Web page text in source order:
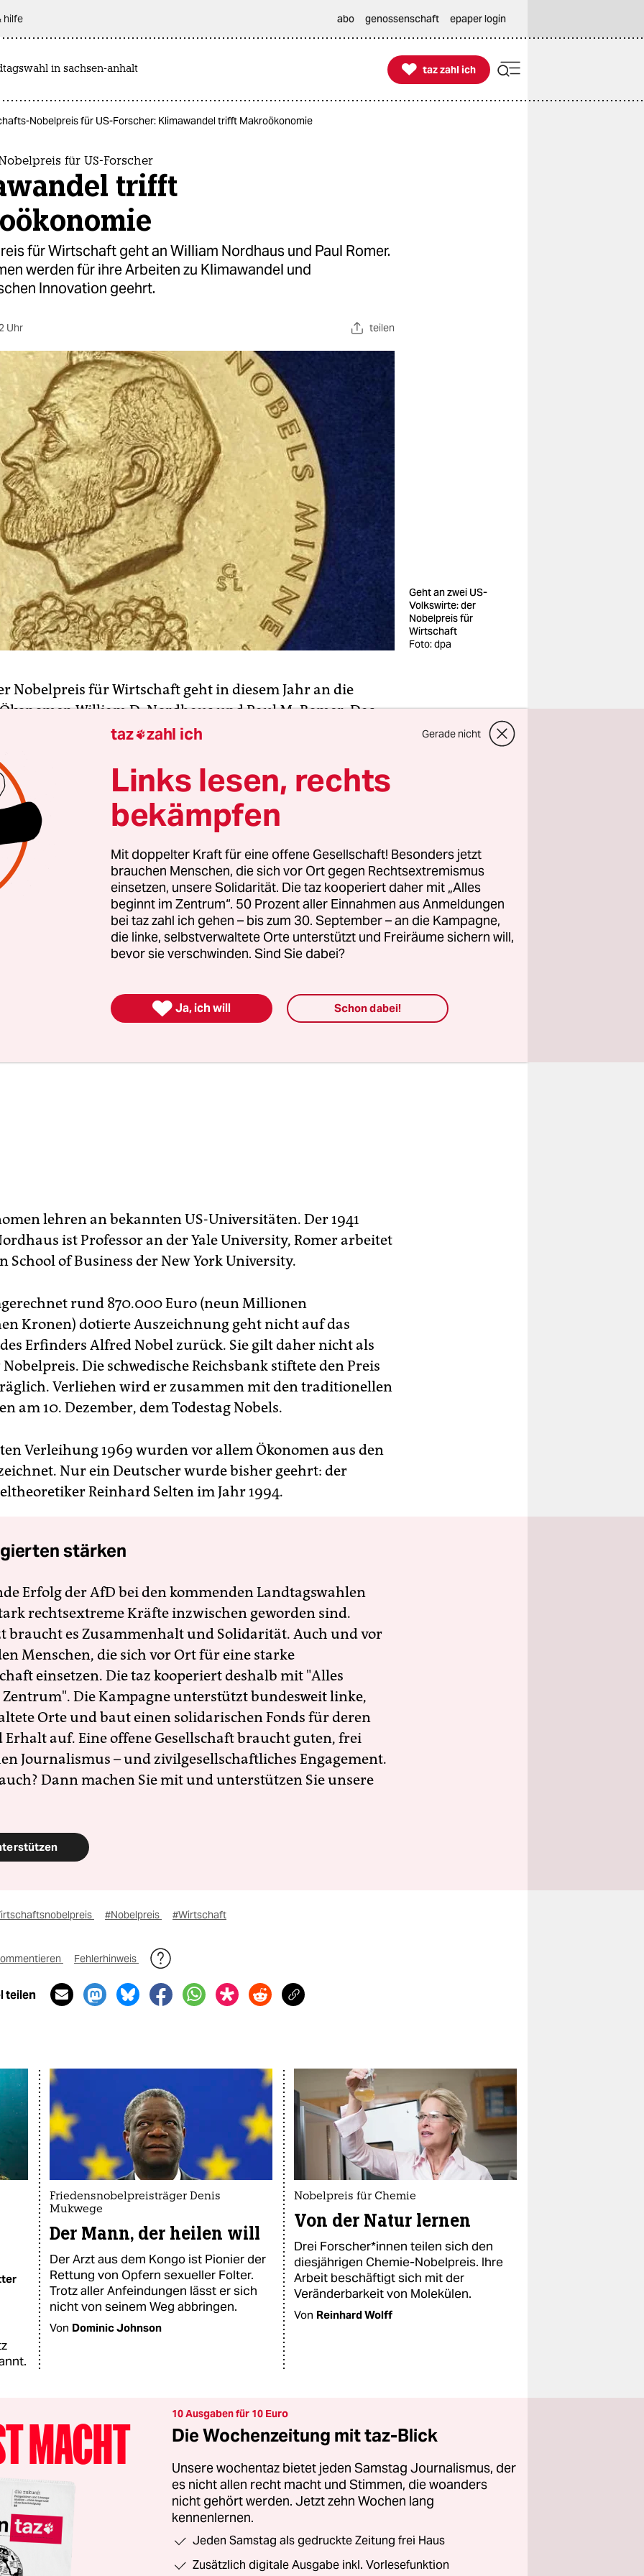
hilfe abo genossenschaft epaper login
in sachsen-anhalt 
taz zahl ich
taz zahl ich
Nobelpreis für US-Forscher: Klimawandel trifft Makroökonomie
für US-Forscher
trifft
für Wirtschaft geht an William Nordhaus und Paul Romer.
werden für ihre Arbeiten zu Klimawandel und
Innovation geehrt.
Uhr teilen
Geht an zwei US-
Volkswirte: der
Nobelpreis für
Wirtschaft
Foto: dpa
Nobelpreis für Wirtschaft geht in diesem Jahr an die
William D. Nordhaus und Paul M. Romer. Das
Schwedische Wissenschaftsakademie am Montag in
die Auszeichnung für seine Arbeit zum
und Romer für die Einbeziehung technologischer
in die langfristige makroökonomische Analyse, erklärte
„Ihre Ergebnisse haben den Umfang der ökonomischen
erweitert, indem sie Modelle entwickelt haben, die
zwischen Marktwirtschaft mit Natur und Wissen
lehren an bekannten US-Universitäten. Der 1941
ist Professor an der Yale University, Romer arbeitet
School of Business der New York University.
rund 870.000 Euro (neun Millionen
Kronen) dotierte Auszeichnung geht nicht auf das
Erfinders Alfred Nobel zurück. Sie gilt daher nicht als
Die schwedische Reichsbank stiftete den Preis
Verliehen wird er zusammen mit den traditionellen
am 10. Dezember, dem Todestag Nobels.
Verleihung 1969 wurden vor allem Ökonomen aus den
Nur ein Deutscher wurde bisher geehrt: der
Reinhard Selten im Jahr 1994.
stärken
Erfolg der AfD bei den kommenden Landtagswahlen
rechtsextreme Kräfte inzwischen geworden sind.
braucht es Zusammenhalt und Solidarität. Auch und vor
Menschen, die sich vor Ort für eine starke
einsetzen. Die taz kooperiert deshalb mit "Alles
Die Kampagne unterstützt bundesweit linke,
Orte und baut einen solidarischen Fonds für deren
Erhalt auf. Eine offene Gesellschaft braucht guten, frei
Journalismus – und zivilgesellschaftliches Engagement.
Dann machen Sie mit und unterstützen Sie unsere
#Nobelpreis #Wirtschaft
Fehlerhinweis
teilen
Friedensnobelpreisträger Denis
Mukwege
Der Mann, der heilen will
Der Arzt aus dem Kongo ist Pionier der
Rettung von Opfern sexueller Folter.
Trotz aller Anfeindungen lässt er sich
nicht von seinem Weg abbringen.
Von Dominic Johnson
Nobelpreis für Chemie
Von der Natur lernen
Drei Forscher*innen teilen sich den
diesjährigen Chemie-Nobelpreis. Ihre
Arbeit beschäftigt sich mit der
Veränderbarkeit von Molekülen.
Von Reinhard Wolff
10 Ausgaben für 10 Euro
Die Wochenzeitung mit taz-Blick
Unsere wochentaz bietet jeden Samstag Journalismus, der
es nicht allen recht macht und Stimmen, die woanders
nicht gehört werden. Jetzt zehn Wochen lang
kennenlernen.
Jeden Samstag als gedruckte Zeitung frei Haus
Zusätzlich digitale Ausgabe inkl. Vorlesefunktion
taz zahl ich Gerade nicht
Links lesen, rechts
bekämpfen
Mit doppelter Kraft für eine offene Gesellschaft! Besonders jetzt
brauchen Menschen, die sich vor Ort gegen Rechtsextremismus
einsetzen, unsere Solidarität. Die taz kooperiert daher mit „Alles
beginnt im Zentrum“. 50 Prozent aller Einnahmen aus Anmeldungen
bei taz zahl ich gehen – bis zum 30. September – an die Kampagne,
die linke, selbstverwaltete Orte unterstützt und Freiräume sichern will,
bevor sie verschwinden. Sind Sie dabei?
 Ja, ich will Schon dabei!